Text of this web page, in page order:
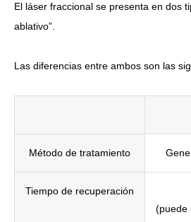
El láser fraccional se presenta en dos
ablativo”.
Las diferencias entre ambos son las
Método de tratamiento
Tiempo de recuperación
(puede